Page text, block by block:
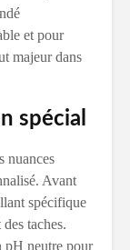
et pour
majeur dans
spécial
nuances
Avant
spécifique
taches.
pH neutre pour